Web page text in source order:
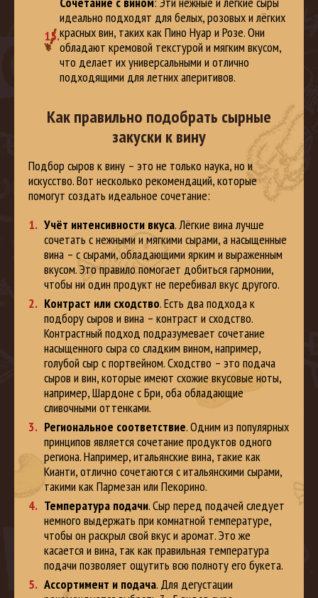
идеально подходят для белых, розовых и лёгких
красных вин, таких как Пино Нуар и Розе. Они
обладают кремовой текстурой и мягким вкусом,
что делает их универсальными и отлично
подходящими для летних аперитивов.
Как правильно подобрать сырные
закуски к вину
Подбор сыров к вину – это не только наука, но и
искусство. Вот несколько рекомендаций, которые
помогут создать идеальное сочетание:
Учёт интенсивности вкуса. Лёгкие вина лучше
сочетать с нежными и мягкими сырами, а насыщенные
вина – с сырами, обладающими ярким и выраженным
вкусом. Это правило помогает добиться гармонии,
чтобы ни один продукт не перебивал вкус другого.
Контраст или сходство. Есть два подхода к
подбору сыров и вина – контраст и сходство.
Контрастный подход подразумевает сочетание
насыщенного сыра со сладким вином, например,
голубой сыр с портвейном. Сходство – это подача
сыров и вин, которые имеют схожие вкусовые ноты,
например, Шардоне с Бри, оба обладающие
сливочными оттенками.
Региональное соответствие. Одним из популярных
принципов является сочетание продуктов одного
региона. Например, итальянские вина, такие как
Кианти, отлично сочетаются с итальянскими сырами,
такими как Пармезан или Пекорино.
Температура подачи. Сыр перед подачей следует
немного выдержать при комнатной температуре,
чтобы он раскрыл свой вкус и аромат. Это же
касается и вина, так как правильная температура
подачи позволяет ощутить всю полноту его букета.
Ассортимент и подача. Для дегустации